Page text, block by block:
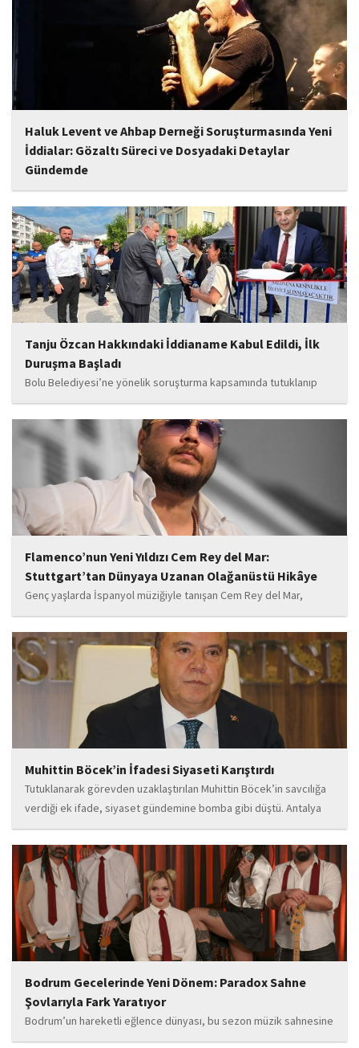
çalışmalarına göre daha olgun,...
Haluk Levent ve Ahbap Derneği Soruşturmasında Yeni
İddialar: Gözaltı Süreci ve Dosyadaki Detaylar
Gündemde
İstanbul Cumhuriyet Başsavcılığı tarafından yürütülen ve Haluk
Levent ile kurucusu olduğu Ahbap Derneği'ni kapsadığı belirtilen
soruşturmaya ilişkin yeni iddialar gündeme geldi. Edinilen
bilgilere göre, soruşturmanın ani bir operasyonla değil, aylar...
Tanju Özcan Hakkındaki İddianame Kabul Edildi, İlk
Duruşma Başladı
Bolu Belediyesi’ne yönelik soruşturma kapsamında tutuklanıp
belediye başkanlığı görevinden uzaklaştırılan Tanju Özcan’ın da
aralarında bulunduğu 6’sı tutuklu 19 sanığın yargılandığı dava
başladı.
Flamenco’nun Yeni Yıldızı Cem Rey del Mar:
Stuttgart’tan Dünyaya Uzanan Olağanüstü Hikâye
Genç yaşlarda İspanyol müziğiyle tanışan Cem Rey del Mar,
flamenco kültürünün büyüleyici atmosferinden etkilenerek
kendisini bu alana yönlendirdi. Saatler süren disiplinli çalışmalar,
teknik gelişim ve müziğe olan tutkusu, onu kısa...
Muhittin Böcek’in İfadesi Siyaseti Karıştırdı
Tutuklanarak görevden uzaklaştırılan Muhittin Böcek’in savcılığa
verdiği ek ifade, siyaset gündemine bomba gibi düştü. Antalya
Cumhuriyet Savcılığı’na kendi isteğiyle başvurarak ifade verdiği
öğrenilen Böcek’in açıklamalarında, 31 Mart 2024 yerel
seçimleri...
Bodrum Gecelerinde Yeni Dönem: Paradox Sahne
Şovlarıyla Fark Yaratıyor
Bodrum’un hareketli eğlence dünyası, bu sezon müzik sahnesine
iddialı bir giriş yapan “Paradox” ile yeni bir enerji kazanıyor. Güçlü